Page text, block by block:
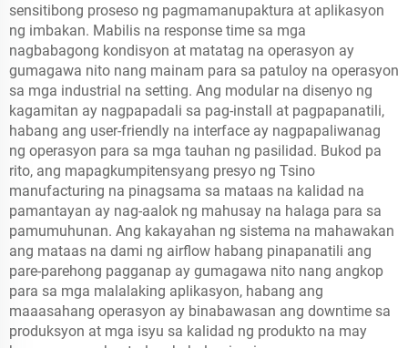
sensitibong proseso ng pagmamanupaktura at aplikasyon
ng imbakan. Mabilis na response time sa mga
nagbabagong kondisyon at matatag na operasyon ay
gumagawa nito nang mainam para sa patuloy na operasyon
sa mga industrial na setting. Ang modular na disenyo ng
kagamitan ay nagpapadali sa pag-install at pagpapanatili,
habang ang user-friendly na interface ay nagpapaliwanag
ng operasyon para sa mga tauhan ng pasilidad. Bukod pa
rito, ang mapagkumpitensyang presyo ng Tsino
manufacturing na pinagsama sa mataas na kalidad na
pamantayan ay nag-aalok ng mahusay na halaga para sa
pamumuhunan. Ang kakayahan ng sistema na mahawakan
ang mataas na dami ng airflow habang pinapanatili ang
pare-parehong pagganap ay gumagawa nito nang angkop
para sa mga malalaking aplikasyon, habang ang
maaasahang operasyon ay binabawasan ang downtime sa
produksyon at mga isyu sa kalidad ng produkto na may